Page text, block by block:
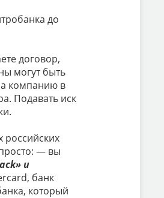
до
договор,
могут быть
компанию в
Подавать иск
российских
— вы
и
банк
который